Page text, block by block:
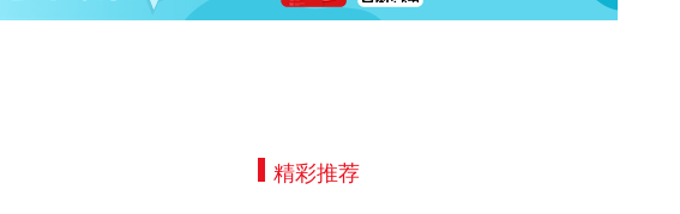
精彩推荐